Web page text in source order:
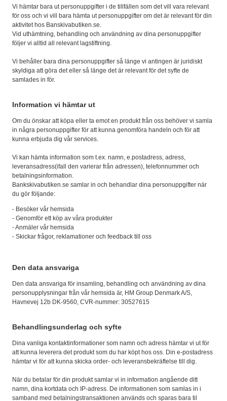
Vi hämtar bara ut personuppgifter i de tillfällen som det vill vara relevant
för oss och vi vill bara hämta ut personuppgifter om det är relevant för din
aktivitet hos Banskivabutiken.se.
Vid uthämtning, behandling och användning av dina personuppgifter
följer vi alltid all relevant lagstiftning.
Vi behåller bara dina personuppgifter så länge vi antingen är juridiskt
skyldiga att göra det eller så länge det är relevant för det syfte de
samlades in för.
Information vi hämtar ut
Om du önskar att köpa eller ta emot en produkt från oss behöver vi samla
in några personuppgifter för att kunna genomföra handeln och för att
kunna erbjuda dig vår services.
Vi kan hämta information som t.ex. namn, e.postadress, adress,
leveransadress(ifall den varierar från adressen), telefonnummer och
betalningsinformation.
Bankskivabutiken.se samlar in och behandlar dina personuppgifter när
du gör följande:
- Besöker vår hemsida
- Genomför ett köp av våra produkter
- Anmäler vår hemsida
- Skickar frågor, reklamationer och feedback till oss
Den data ansvariga
Den data ansvariga för insamling, behandling och användning av dina
personupplysningar från vår hemsida är, HM Group Denmark A/S,
Havnevej 12b DK-9560, CVR-nummer: 30527615
Behandlingsunderlag och syfte
Dina vanliga kontaktinformationer som namn och adress hämtar vi ut för
att kunna leverera det produkt som du har köpt hos oss. Din e-postadress
hämtar vi för att kunna skicka order- och leveransbekräftelse till dig.
När du betalar för din produkt samlar vi in information angående ditt
namn, dina kortdata och IP-adress. De informationen som samlas in i
samband med betalningstransaktionen används och sparas bara til